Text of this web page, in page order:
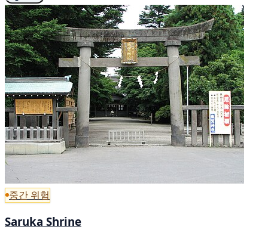
중간 위험
Saruka Shrine